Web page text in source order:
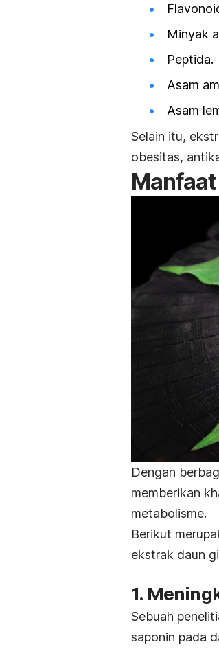
Minyak
Peptida.
Asam
Asam
Selain itu,
obesitas,
Dengan
memberikan
metabolisme.
Berikut
ekstrak daun
1.
Sebuah
saponin pada